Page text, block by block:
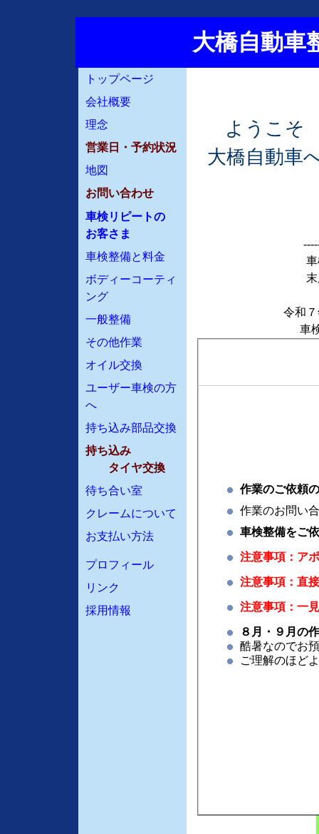
大橋自動車
トップページ
会社概要
理念
営業日・予約状況
地図
お問い合わせ
車検リピートの
お客さま
車検整備と料金
ボディーコーティ
ング
一般整備
その他作業
オイル交換
ユーザー車検の方
へ
持ち込み部品交換
持ち込み
タイヤ交換
待ち合い室
クレームについて
お支払い方法
プロフィール
リンク
採用情報
ようこそ
大橋自動車
令和
車
作業のご依頼
作業のお問い
車検整備をご
注意事項：ア
注意事項：直
注意事項：一
８月・９月の
酷暑なのでお
ご理解のほど